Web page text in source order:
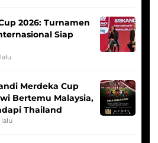
2026: Turnamen
Siap
Merdeka Cup
Bertemu Malaysia,
Thailand